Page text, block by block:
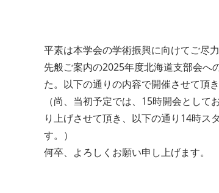
平素は本学会の学術振興に向けてご尽
先般ご案内の2025年度北海道支部会へ
た。以下の通りの内容で開催させて頂
（尚、当初予定では、15時開会とし
り上げさせて頂き、以下の通り14時ス
す。）
何卒、よろしくお願い申し上げます。